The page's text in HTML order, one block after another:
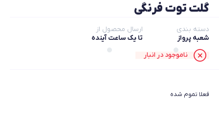
گلت توت فرنگی
ناموجود در انبار
دسته بندی
شعبه پرواز
ارسال محصول از
تا یک ساعت آینده
فعلا تموم شده